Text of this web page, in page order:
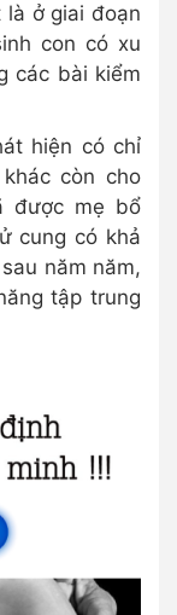
là ở giai đoạn
con có xu
các bài kiểm
hiện có chỉ
còn cho
được mẹ bổ
cung có khả
năm năm,
tập trung